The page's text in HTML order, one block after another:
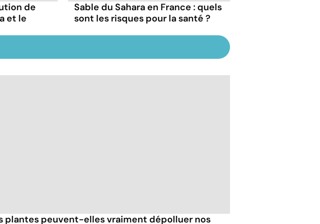
de
et le
Sable du Sahara en France : quels
sont les risques pour la santé ?
plantes peuvent-elles vraiment dépolluer nos